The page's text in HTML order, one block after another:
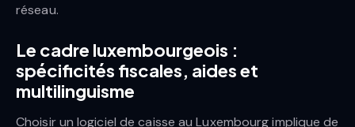
réseau.
Le cadre luxembourgeois :
spécificités fiscales, aides et
multilinguisme
Choisir un logiciel de caisse au Luxembourg implique de